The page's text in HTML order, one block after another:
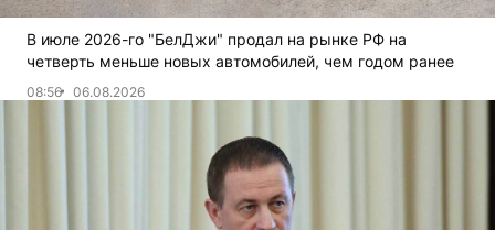
В июле 2026-го "БелДжи" продал на рынке РФ на
четверть меньше новых автомобилей, чем годом ранее
08:56 06.08.2026